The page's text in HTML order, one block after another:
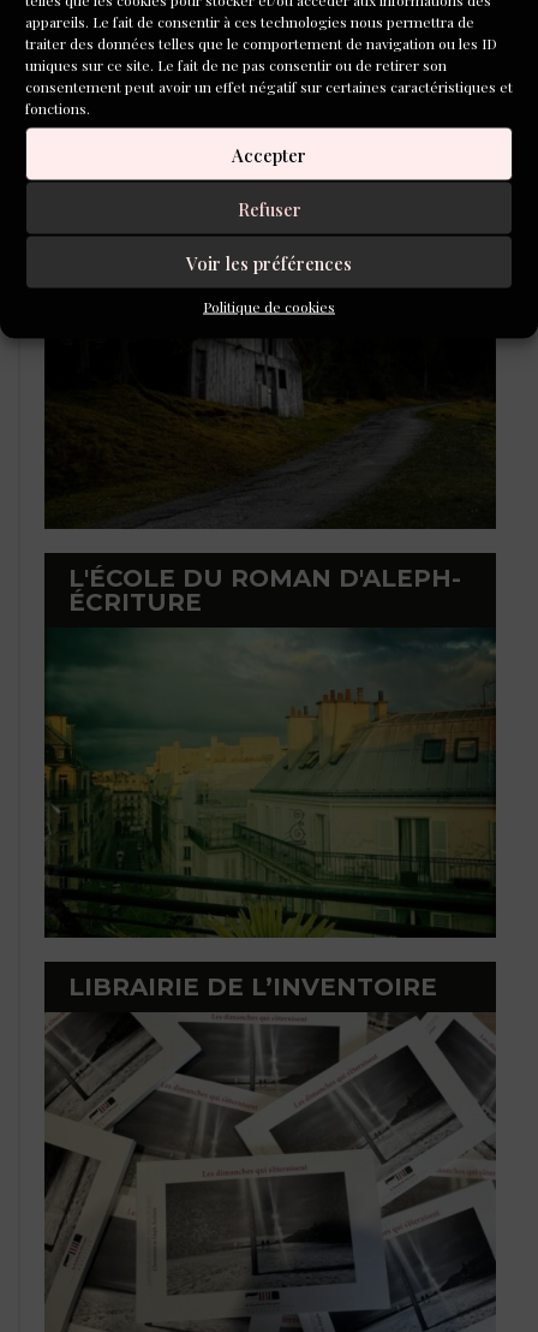
appareils. Le fait de consentir à ces technologies nous permettra de
traiter des données telles que le comportement de navigation ou les ID
uniques sur ce site. Le fait de ne pas consentir ou de retirer son
consentement peut avoir un effet négatif sur certaines caractéristiques et
fonctions.
Accepter
Refuser
Voir les préférences
Politique de cookies
LAURÉATS DU CONCOURS DE
L'ÉCOLE DU ROMAN D'ALEPH-
ÉCRITURE
LIBRAIRIE DE L’INVENTOIRE